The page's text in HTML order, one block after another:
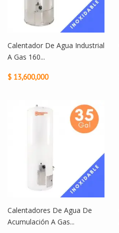
Calentador De Agua Industrial
A Gas 160...
$ 13,600,000
Calentadores De Agua De
Acumulación A Gas...